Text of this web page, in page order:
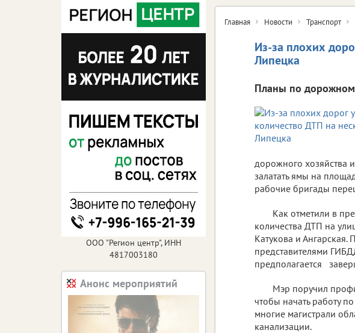
Главная Новости Транспорт
Из-за плохих
Липецка
Планы по
дорожного хозяйства
залатать ямы на
рабочие бригады
Как отметили в
количества ДТП на
Катукова и
представителями
предполагается
Мэр поручил
чтобы начать работу
многие магистрали
канализации.
ООО "Регион центр", ИНН
4817003180
Анонс мероприятий